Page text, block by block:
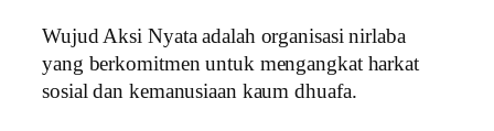
Wujud Aksi Nyata adalah organisasi nirlaba
yang berkomitmen untuk mengangkat harkat
sosial dan kemanusiaan kaum dhuafa.